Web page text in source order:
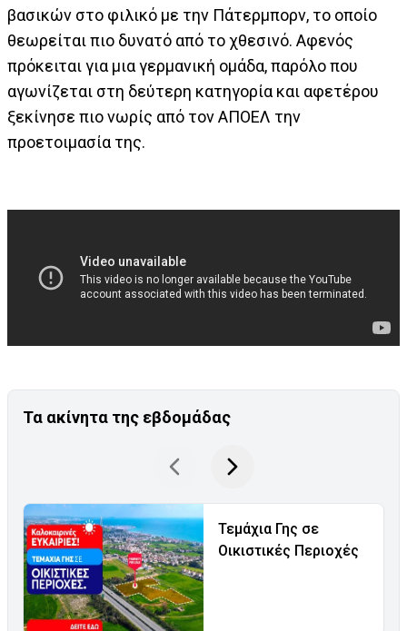
βασικών στο φιλικό με την Πάτερμπορν, το οποίο
θεωρείται πιο δυνατό από το χθεσινό. Αφενός
πρόκειται για μια γερμανική ομάδα, παρόλο που
αγωνίζεται στη δεύτερη κατηγορία και αφετέρου
ξεκίνησε πιο νωρίς από τον ΑΠΟΕΛ την
προετοιμασία της.
Τα ακίνητα της εβδομάδας
Τεμάχια Γης σε
Οικιστικές Περιοχές